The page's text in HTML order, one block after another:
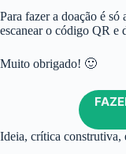
Para fazer a doação é
escanear o código QR e
Muito obrigado! 🙂
Ideia, crítica construtiva,